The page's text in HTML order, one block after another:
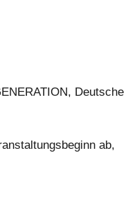
Deutsche
ab,